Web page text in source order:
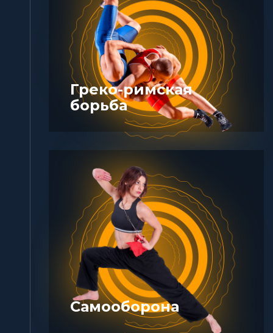
Греко-римская
борьба
Самооборона